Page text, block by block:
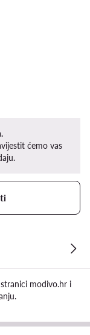
ćemo vas
modivo.hr i